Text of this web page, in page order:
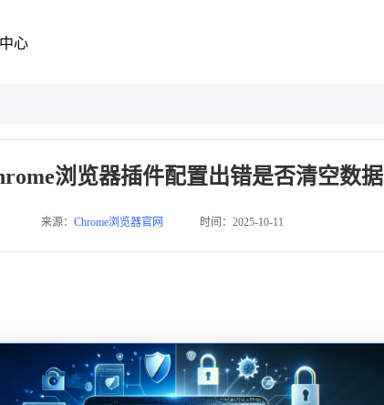
心
浏览器插件配置出错是否清空数据
来源： Chrome浏览器官网 时间：2025-10-11